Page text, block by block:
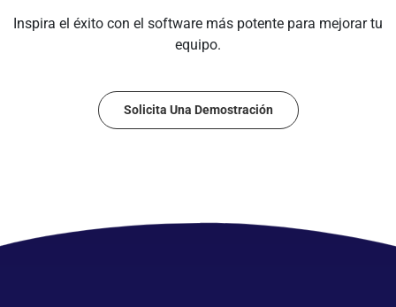
Inspira el éxito con el software más potente para mejorar tu
equipo.
Solicita Una Demostración